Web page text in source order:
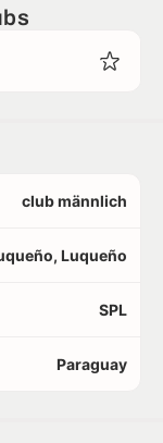
club männlich
Luqueño
SPL
Paraguay